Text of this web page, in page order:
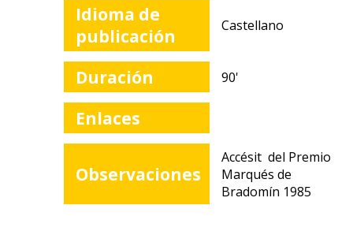
Idioma de
publicación
Castellano
Duración 90'
Enlaces
Observaciones
Accésit del Premio
Marqués de
Bradomín 1985